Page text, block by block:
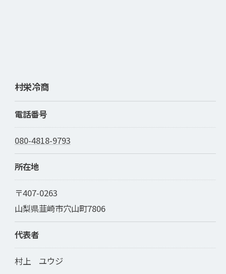
村栄冷商
電話番号
080-4818-9793
所在地
〒407-0263
山梨県韮崎市穴山町7806
代表者
村上 ユウジ